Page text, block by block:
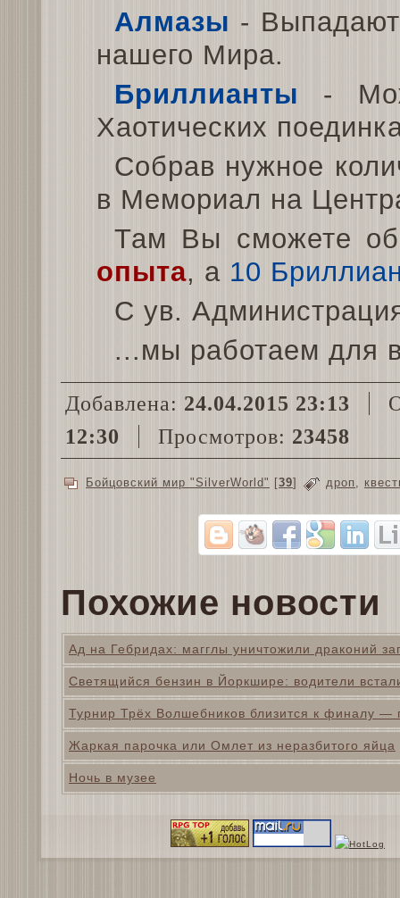
Алмазы -
нашего Мира.
Бриллианты -
Хаотических
Собрав нужное
в Мемориал на
Там Вы сможете
опыта, а 10
С ув.
...мы работаем для
Добавлена: 24.04.2015 23:13
12:30
Просмотров: 23458
Бойцовский мир "SilverWorld" [39] дроп ,
Похожие новости
Ад на Гебридах: магглы уничтожили драконий
Светящийся бензин в Йоркшире: водители
Турнир Трёх Волшебников близится к финалу —
Жаркая парочка или Омлет из неразбитого яйца
Ночь в музее